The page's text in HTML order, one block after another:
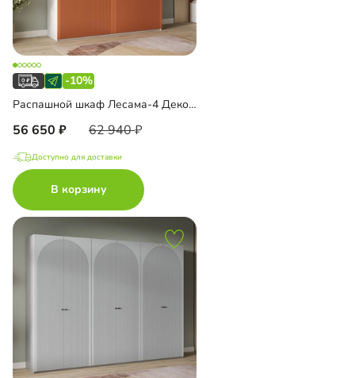
-10%
Распашной шкаф Лесама-4 Декор 4
56 650 62 940
Доступно для доставки
В корзину